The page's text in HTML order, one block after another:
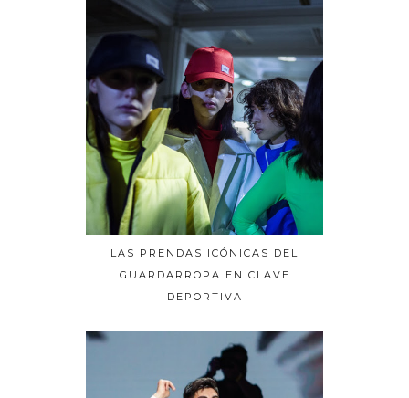
LAS PRENDAS ICÓNICAS DEL
GUARDARROPA EN CLAVE
DEPORTIVA